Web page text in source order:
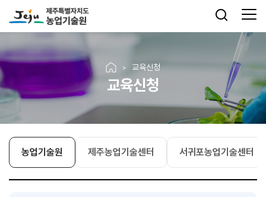
교육신청
교육신청
농업기술원 제주농업기술센터 서귀포농업기술센터